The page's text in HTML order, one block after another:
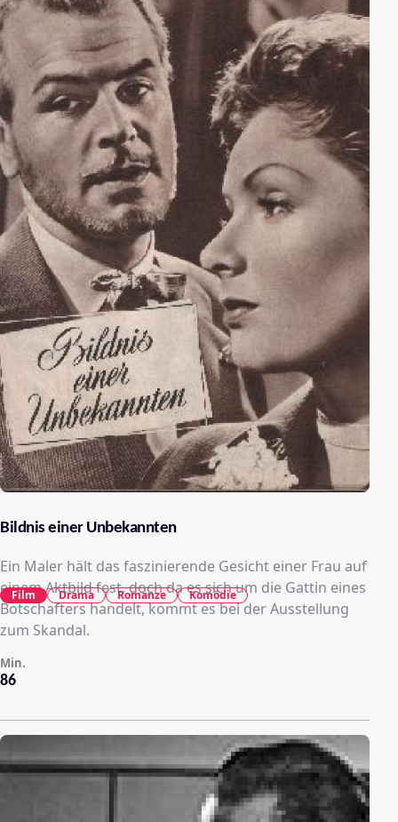
Bildnis einer Unbekannten
Ein Maler hält das faszinierende Gesicht einer Frau auf
einem Aktbild fest, doch da es sich um die Gattin eines
Botschafters handelt, kommt es bei der Ausstellung
zum Skandal.
86
Min.
Film Drama Romanze Komödie